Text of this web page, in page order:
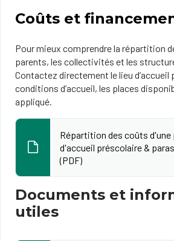
Coûts et
Pour mieux comprendre la répartition
parents, les collectivités et les
Contactez directement le lieu d’accueil
conditions d’accueil, les places
appliqué.
Répartition des coûts d'une
d'accueil préscolaire &
(PDF)
Documents et
utiles